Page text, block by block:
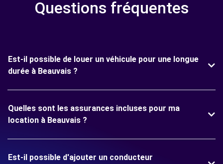
Questions fréquentes
Est-il possible de louer un véhicule pour une longue
durée à Beauvais ?
Quelles sont les assurances incluses pour ma
location à Beauvais ?
Est-il possible d'ajouter un conducteur